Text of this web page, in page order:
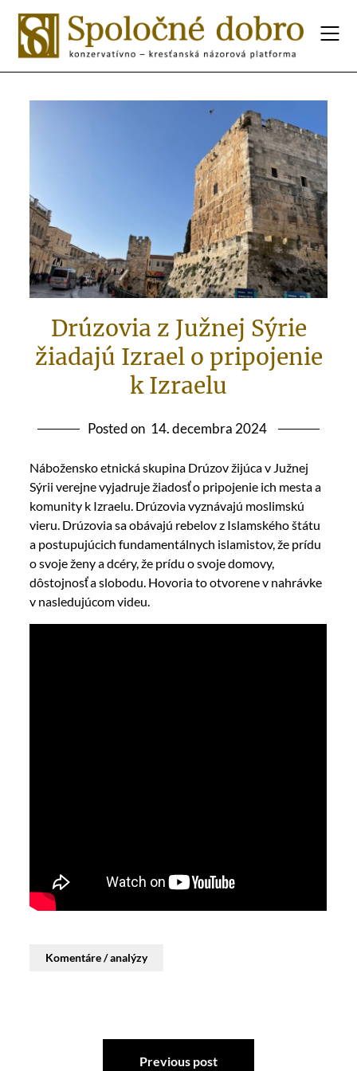
Drúzovia z Južnej Sýrie
žiadajú Izrael o pripojenie
k Izraelu
Posted on 14. decembra 2024
Nábožensko etnická skupina Drúzov žijúca v Južnej
Sýrii verejne vyjadruje žiadosť o pripojenie ich mesta a
komunity k Izraelu. Drúzovia vyznávajú moslimskú
vieru. Drúzovia sa obávajú rebelov z Islamského štátu
a postupujúcich fundamentálnych islamistov, že prídu
o svoje ženy a dcéry, že prídu o svoje domovy,
dôstojnosť a slobodu. Hovoria to otvorene v nahrávke
v nasledujúcom videu.
Komentáre / analýzy
Previous post